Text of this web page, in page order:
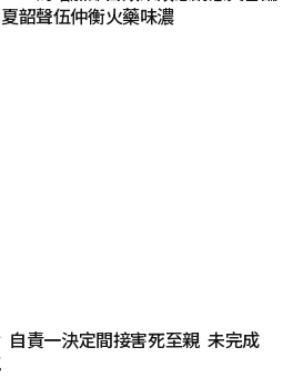
韶聲伍仲衡火藥味濃
自責一決定間接害死至親 未完成